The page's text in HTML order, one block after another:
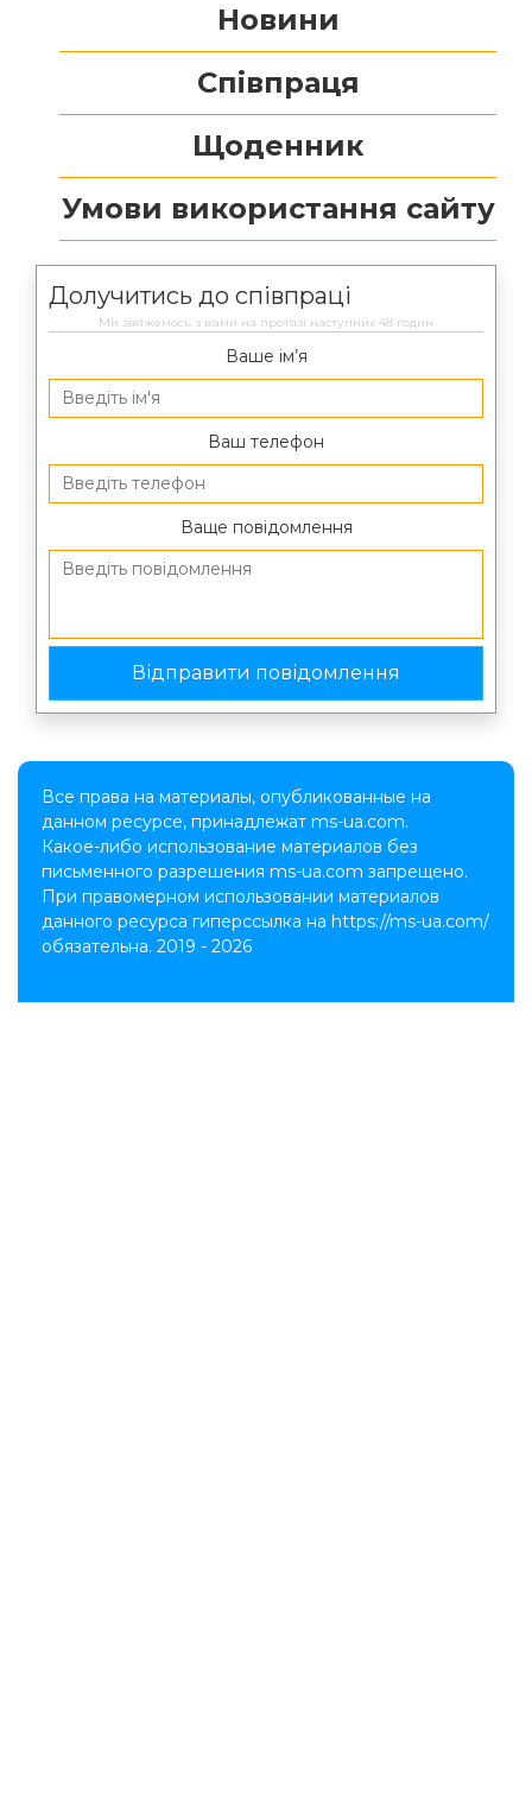
Новини
Співпраця
Щоденник
Умови використання сайту
Долучитись до співпраці
Ми звяжемось з вами на протязі наступних 48 годин
Ваше ім’я
Ваш телефон
Ваще повідомлення
Все права на материалы, опубликованные на
данном ресурсе, принадлежат ms-ua.com.
Какое-либо использование материалов без
письменного разрешения ms-ua.com запрещено.
При правомерном использовании материалов
данного ресурса гиперссылка на https://ms-ua.com/
обязательна. 2019 - 2026